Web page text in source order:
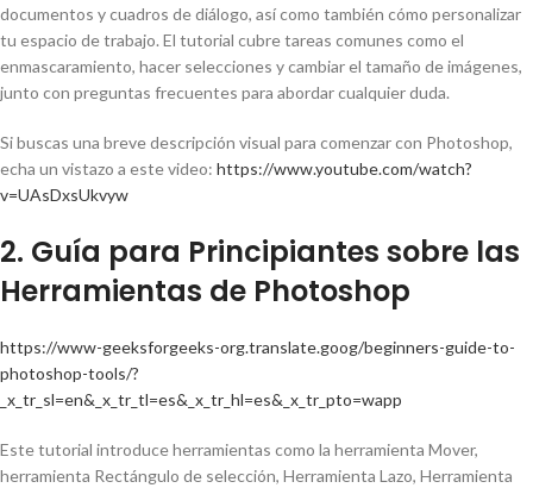
documentos y cuadros de diálogo, así como también cómo personalizar
tu espacio de trabajo. El tutorial cubre tareas comunes como el
enmascaramiento, hacer selecciones y cambiar el tamaño de imágenes,
junto con preguntas frecuentes para abordar cualquier duda.
Si buscas una breve descripción visual para comenzar con Photoshop,
echa un vistazo a este video: https://www.youtube.com/watch?
v=UAsDxsUkvyw
2. Guía para Principiantes sobre las
Herramientas de Photoshop
https://www-geeksforgeeks-org.translate.goog/beginners-guide-to-
photoshop-tools/?
_x_tr_sl=en&_x_tr_tl=es&_x_tr_hl=es&_x_tr_pto=wapp
Este tutorial introduce herramientas como la herramienta Mover,
herramienta Rectángulo de selección, Herramienta Lazo, Herramienta